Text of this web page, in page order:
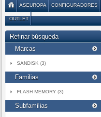
ASEUROPA CONFIGURADORES
OUTLET
Refinar búsqueda
Marcas
SANDISK (3)
Familias
FLASH MEMORY (3)
Subfamilias